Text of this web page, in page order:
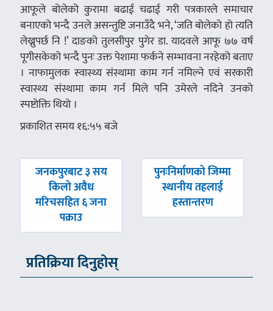
आफूले बोलेको कुरामा बढाई चढाई गरी पत्रकारले समाचार
बनाएको भन्दै उनले असन्तुष्टि जनाउँदै भने, ‘जति बोलेको हो त्यति
लेख्नुपर्छ नि !’ दाङको तुलसीपुर पुगेर डा. यादवले आफू ७७ वर्ष
पूगीसकेको भन्दै पुनः उक्त पेशामा फर्कने सम्भावना नरहेको बताए
। नाफामुलक स्वास्थ्य संस्थामा काम गर्न नमिल्ने एवं सरकारी
स्वास्थ्य संस्थामा काम गर्न मिले पनि उमेरले नदिने उनको
स्पष्टोक्ति थियो ।
प्रकाशित समय १६:५५ बजे
पछिल्लाे
जनकपुरबाट ३ सय
किलो अवैध
मरिचसहित ६ जना
पक्राउ
अघिल्लाे
पुनःनिर्माणको जिम्मा
स्थानीय तहलाई
हस्तान्तरण
प्रतिक्रिया दिनुहोस्